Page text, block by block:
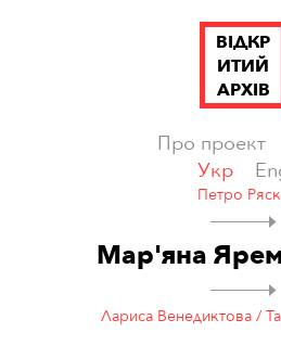
ВІДКР
ИТИЙ
АРХІВ
Про проект
Укр
Петро
Мар'яна
Лариса Венедиктова /